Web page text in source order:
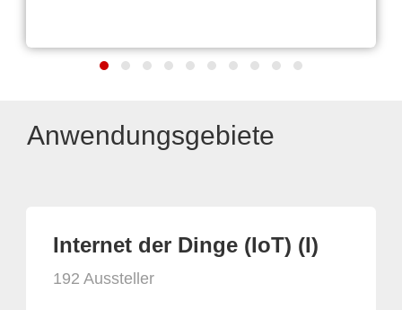
Anwendungsgebiete
Internet der Dinge (IoT) (I)
192 Aussteller